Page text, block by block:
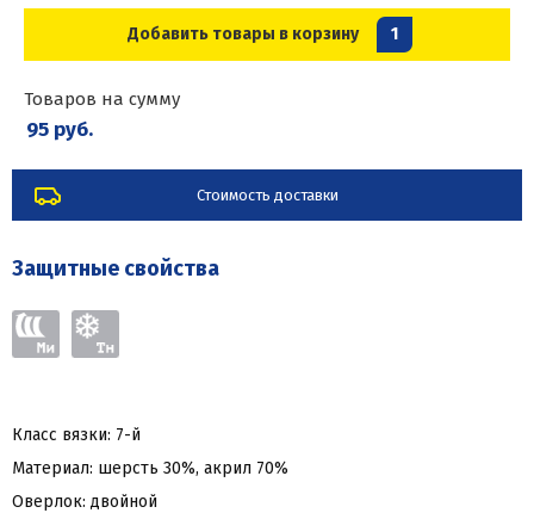
Добавить товары в корзину 1
Товаров на сумму
95 руб.
Стоимость доставки
Защитные свойства
Класс вязки: 7-й
Материал: шерсть 30%, акрил 70%
Оверлок: двойной